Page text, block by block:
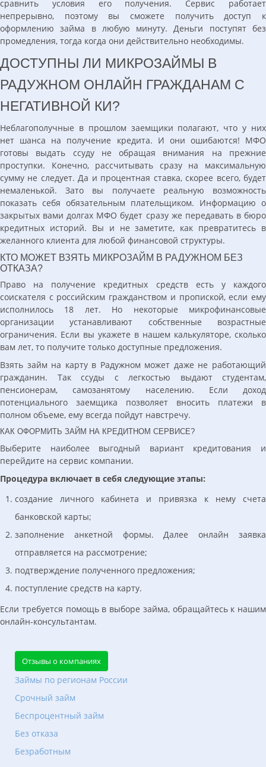
сравнить условия его получения. Сервис работает
непрерывно, поэтому вы сможете получить доступ к
оформлению займа в любую минуту. Деньги поступят без
промедления, тогда когда они действительно необходимы.
ДОСТУПНЫ ЛИ МИКРОЗАЙМЫ В
РАДУЖНОМ ОНЛАЙН ГРАЖДАНАМ С
НЕГАТИВНОЙ КИ?
Неблагополучные в прошлом заемщики полагают, что у них
нет шанса на получение кредита. И они ошибаются! МФО
готовы выдать ссуду не обращая внимания на прежние
проступки. Конечно, рассчитывать сразу на максимальную
сумму не следует. Да и процентная ставка, скорее всего, будет
немаленькой. Зато вы получаете реальную возможность
показать себя обязательным плательщиком. Информацию о
закрытых вами долгах МФО будет сразу же передавать в бюро
кредитных историй. Вы и не заметите, как превратитесь в
желанного клиента для любой финансовой структуры.
КТО МОЖЕТ ВЗЯТЬ МИКРОЗАЙМ В РАДУЖНОМ БЕЗ
ОТКАЗА?
Право на получение кредитных средств есть у каждого
соискателя с российским гражданством и пропиской, если ему
исполнилось 18 лет. Но некоторые микрофинансовые
организации устанавливают собственные возрастные
ограничения. Если вы укажете в нашем калькуляторе, сколько
вам лет, то получите только доступные предложения.
Взять займ на карту в Радужном может даже не работающий
гражданин. Так ссуды с легкостью выдают студентам,
пенсионерам, самозанятому населению. Если доход
потенциального заемщика позволяет вносить платежи в
полном объеме, ему всегда пойдут навстречу.
КАК ОФОРМИТЬ ЗАЙМ НА КРЕДИТНОМ СЕРВИСЕ?
Выберите наиболее выгодный вариант кредитования и
перейдите на сервис компании.
Процедура включает в себя следующие этапы:
создание личного кабинета и привязка к нему счета
банковской карты;
заполнение анкетной формы. Далее онлайн заявка
отправляется на рассмотрение;
подтверждение полученного предложения;
поступление средств на карту.
Если требуется помощь в выборе займа, обращайтесь к нашим
онлайн-консультантам.
Отзывы о компаниях
Займы по регионам России
Срочный займ
Беспроцентный займ
Без отказа
Безработным